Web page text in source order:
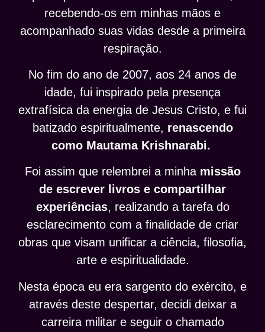
recebendo-os em minhas mãos e
acompanhado suas vidas desde a primeira
respiração.
No fim do ano de 2007, aos 24 anos de
idade, fui inspirado pela presença
extrafísica da energia de Jesus Cristo, e fui
batizado espiritualmente, renascendo
como Mautama Krishnarabi.
Foi assim que relembrei a minha missão
de escrever livros e compartilhar
experiências, realizando a tarefa do
esclarecimento com a finalidade de criar
obras que visam unificar a ciência, filosofia,
arte e espiritualidade.
Nesta época eu era sargento do exército, e
através deste despertar, decidi deixar a
carreira militar e seguir o chamado